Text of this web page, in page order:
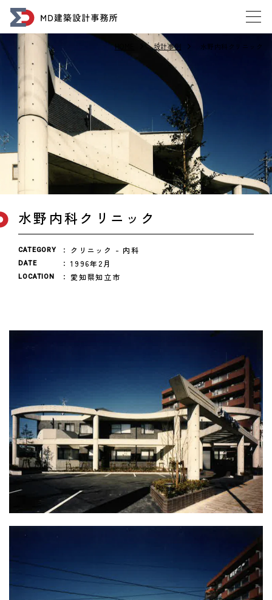
HOME 設計事例 水野内科クリニック
水野内科クリニック
CATEGORY クリニック 内科
DATE 1996年2月
LOCATION 愛知県知立市